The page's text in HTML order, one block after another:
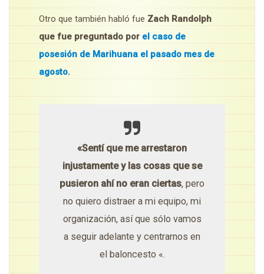
Otro que también habló fue Zach Randolph
que fue preguntado por el caso de
posesión de Marihuana el pasado mes de
agosto.
«Sentí que me arrestaron
injustamente y las cosas que se
pusieron ahí no eran ciertas, pero
no quiero distraer a mi equipo, mi
organización, así que sólo vamos
a seguir adelante y centrarnos en
el baloncesto «.